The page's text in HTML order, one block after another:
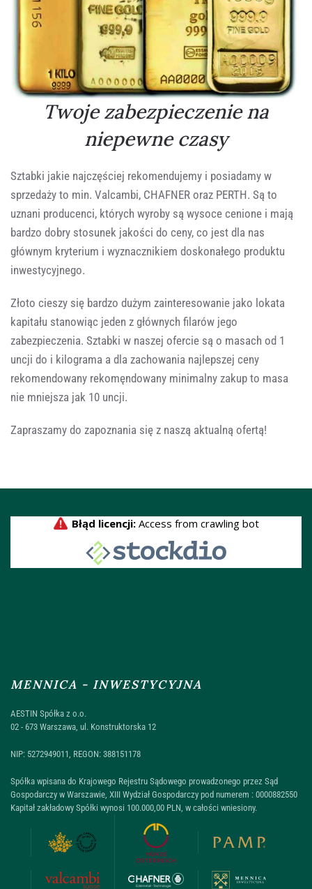
Twoje zabezpieczenie na
niepewne czasy
Sztabki jakie najczęściej rekomendujemy i posiadamy w
sprzedaży to min. Valcambi, CHAFNER oraz PERTH. Są to
uznani producenci, których wyroby są wysoce cenione i mają
bardzo dobry stosunek jakości do ceny, co jest dla nas
głównym kryterium i wyznacznikiem doskonałego produktu
inwestycyjnego.
Złoto cieszy się bardzo dużym zainteresowanie jako lokata
kapitału stanowiąc jeden z głównych filarów jego
zabezpieczenia. Sztabki w naszej ofercie są o masach od 1
uncji do i kilograma a dla zachowania najlepszej ceny
rekomendowany rekomęndowany minimalny zakup to masa
nie mniejsza jak 10 uncji.
Zapraszamy do zapoznania się z naszą aktualną ofertą!
MENNICA - INWESTYCYJNA
AESTIN Spółka z o.o.
02 - 673 Warszawa, ul. Konstruktorska 12
NIP: 5272949011, REGON: 388151178
Spółka wpisana do Krajowego Rejestru Sądowego prowadzonego przez Sąd
Gospodarczy w Warszawie, XIII Wydział Gospodarczy pod numerem : 0000882550
Kapitał zakładowy Spółki wynosi 100.000,00 PLN, w całości wniesiony.